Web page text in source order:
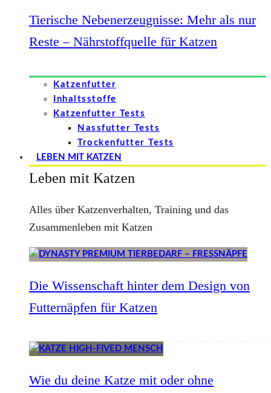
Tierische Nebenerzeugnisse: Mehr als nur
Reste – Nährstoffquelle für Katzen
Katzenfutter
Inhaltsstoffe
Katzenfutter Tests
Nassfutter Tests
Trockenfutter Tests
LEBEN MIT KATZEN
Leben mit Katzen
Alles über Katzenverhalten, Training und das
Zusammenleben mit Katzen
Die Wissenschaft hinter dem Design von
Futternäpfen für Katzen
Wie du deine Katze mit oder ohne